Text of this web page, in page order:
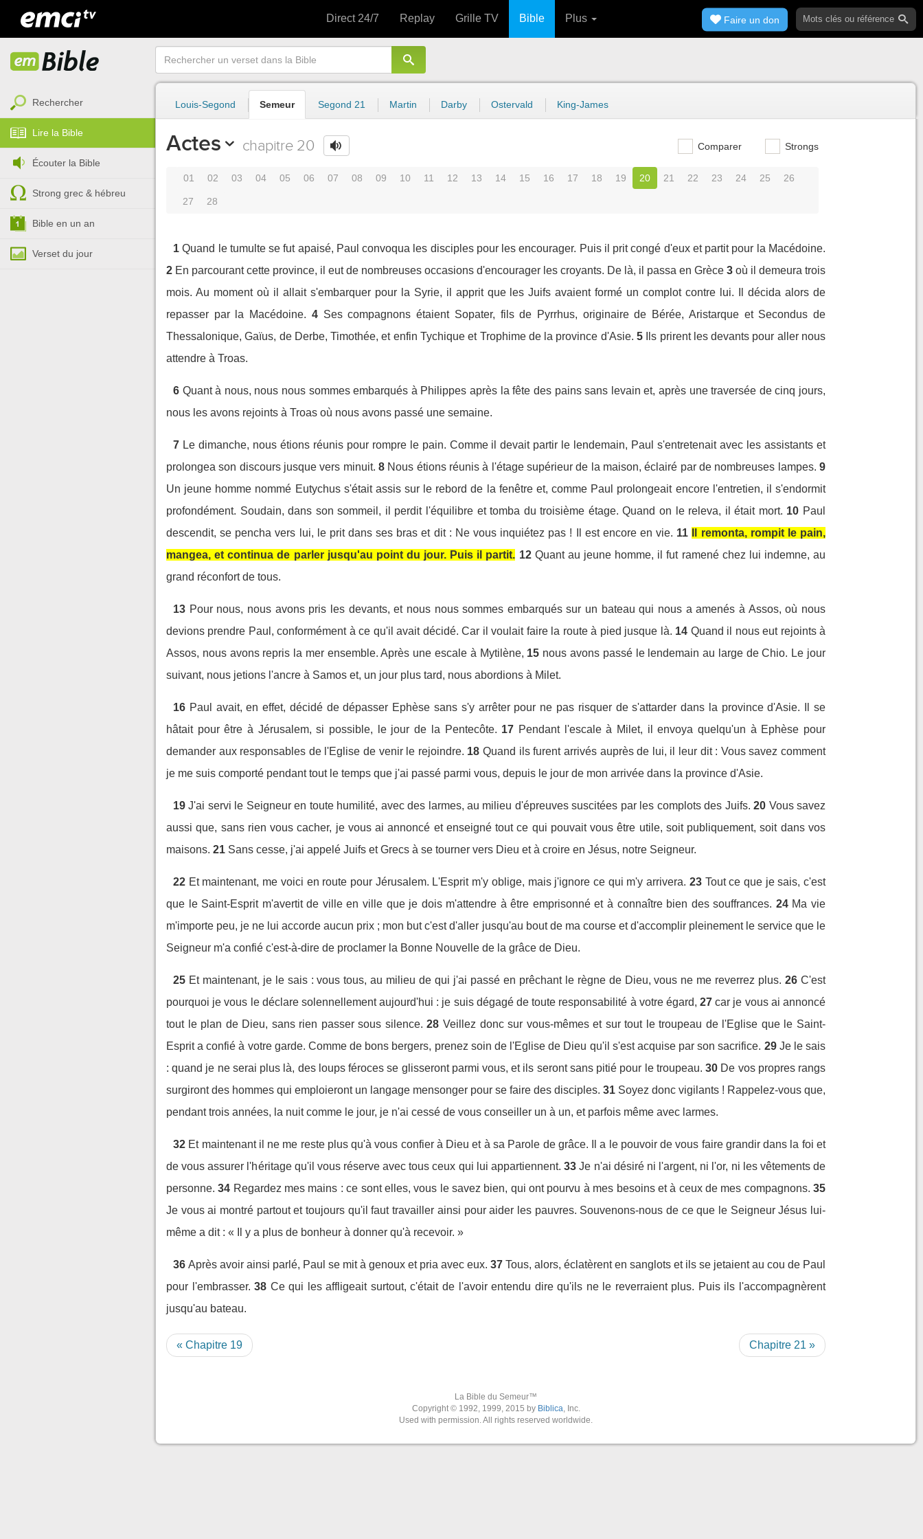
Direct 24/7 Replay Grille TV Bible Plus Faire un don
Rechercher
Lire la Bible
Écouter la Bible
Strong grec & hébreu
Bible en un an
Verset du jour
Louis-Segond Semeur Segond 21 Martin Darby Ostervald King-James
Actes chapitre 20 Comparer Strongs
01 02 03 04 05 06 07 08 09 10 11 12 13 14 15 16 17 18 19 20 21 22 23 24 25 26
27 28
1 Quand le tumulte se fut apaisé, Paul convoqua les disciples pour les encourager. Puis il prit congé d'eux et partit pour la Macédoine.
2 En parcourant cette province, il eut de nombreuses occasions d'encourager les croyants. De là, il passa en Grèce 3 où il demeura trois
mois. Au moment où il allait s'embarquer pour la Syrie, il apprit que les Juifs avaient formé un complot contre lui. Il décida alors de
repasser par la Macédoine. 4 Ses compagnons étaient Sopater, fils de Pyrrhus, originaire de Bérée, Aristarque et Secondus de
Thessalonique, Gaïus, de Derbe, Timothée, et enfin Tychique et Trophime de la province d'Asie. 5
Ils prirent les devants pour aller nous
attendre à Troas.
6 Quant à nous, nous nous sommes embarqués à Philippes après la fête des pains sans levain et, après une traversée de cinq jours,
nous les avons rejoints à Troas où nous avons passé une semaine.
7 Le dimanche, nous étions réunis pour rompre le pain. Comme il devait partir le lendemain, Paul s'entretenait avec les assistants et
prolongea son discours jusque vers minuit. 8 Nous étions réunis à l'étage supérieur de la maison, éclairé par de nombreuses lampes. 9
Un jeune homme nommé Eutychus s'était assis sur le rebord de la fenêtre et, comme Paul prolongeait encore l'entretien, il s'endormit
profondément. Soudain, dans son sommeil, il perdit l'équilibre et tomba du troisième étage. Quand on le releva, il était mort. 10 Paul
descendit, se pencha vers lui, le prit dans ses bras et dit : Ne vous inquiétez pas ! Il est encore en vie. 11
Il remonta, rompit le pain,
mangea, et continua de parler jusqu'au point du jour. Puis il partit. 12 Quant au jeune homme, il fut ramené chez lui indemne, au
grand réconfort de tous.
13 Pour nous, nous avons pris les devants, et nous nous sommes embarqués sur un bateau qui nous a amenés à Assos, où nous
devions prendre Paul, conformément à ce qu'il avait décidé. Car il voulait faire la route à pied jusque là. 14 Quand il nous eut rejoints à
Assos, nous avons repris la mer ensemble. Après une escale à Mytilène, 15 nous avons passé le lendemain au large de Chio. Le jour
suivant, nous jetions l'ancre à Samos et, un jour plus tard, nous abordions à Milet.
16 Paul avait, en effet, décidé de dépasser Ephèse sans s'y arrêter pour ne pas risquer de s'attarder dans la province d'Asie. Il se
hâtait pour être à Jérusalem, si possible, le jour de la Pentecôte. 17 Pendant l'escale à Milet, il envoya quelqu'un à Ephèse pour
demander aux responsables de l'Eglise de venir le rejoindre. 18 Quand ils furent arrivés auprès de lui, il leur dit : Vous savez comment
je me suis comporté pendant tout le temps que j'ai passé parmi vous, depuis le jour de mon arrivée dans la province d'Asie.
19 J'ai servi le Seigneur en toute humilité, avec des larmes, au milieu d'épreuves suscitées par les complots des Juifs. 20 Vous savez
aussi que, sans rien vous cacher, je vous ai annoncé et enseigné tout ce qui pouvait vous être utile, soit publiquement, soit dans vos
maisons. 21 Sans cesse, j'ai appelé Juifs et Grecs à se tourner vers Dieu et à croire en Jésus, notre Seigneur.
22 Et maintenant, me voici en route pour Jérusalem. L'Esprit m'y oblige, mais j'ignore ce qui m'y arrivera. 23 Tout ce que je sais, c'est
que le Saint-Esprit m'avertit de ville en ville que je dois m'attendre à être emprisonné et à connaître bien des souffrances. 24 Ma vie
m'importe peu, je ne lui accorde aucun prix ; mon but c'est d'aller jusqu'au bout de ma course et d'accomplir pleinement le service que le
Seigneur m'a confié c'est-à-dire de proclamer la Bonne Nouvelle de la grâce de Dieu.
25 Et maintenant, je le sais : vous tous, au milieu de qui j'ai passé en prêchant le règne de Dieu, vous ne me reverrez plus. 26 C'est
pourquoi je vous le déclare solennellement aujourd'hui : je suis dégagé de toute responsabilité à votre égard, 27 car je vous ai annoncé
tout le plan de Dieu, sans rien passer sous silence. 28 Veillez donc sur vous-mêmes et sur tout le troupeau de l'Eglise que le Saint-
Esprit a confié à votre garde. Comme de bons bergers, prenez soin de l'Eglise de Dieu qu'il s'est acquise par son sacrifice. 29 Je le sais
: quand je ne serai plus là, des loups féroces se glisseront parmi vous, et ils seront sans pitié pour le troupeau. 30 De vos propres rangs
surgiront des hommes qui emploieront un langage mensonger pour se faire des disciples. 31 Soyez donc vigilants ! Rappelez-vous que,
pendant trois années, la nuit comme le jour, je n'ai cessé de vous conseiller un à un, et parfois même avec larmes.
32 Et maintenant il ne me reste plus qu'à vous confier à Dieu et à sa Parole de grâce. Il a le pouvoir de vous faire grandir dans la foi et
de vous assurer l'héritage qu'il vous réserve avec tous ceux qui lui appartiennent. 33 Je n'ai désiré ni l'argent, ni l'or, ni les vêtements de
personne. 34 Regardez mes mains : ce sont elles, vous le savez bien, qui ont pourvu à mes besoins et à ceux de mes compagnons. 35
Je vous ai montré partout et toujours qu'il faut travailler ainsi pour aider les pauvres. Souvenons-nous de ce que le Seigneur Jésus lui-
même a dit : « Il y a plus de bonheur à donner qu'à recevoir. »
36 Après avoir ainsi parlé, Paul se mit à genoux et pria avec eux. 37 Tous, alors, éclatèrent en sanglots et ils se jetaient au cou de Paul
pour l'embrasser. 38 Ce qui les affligeait surtout, c'était de l'avoir entendu dire qu'ils ne le reverraient plus. Puis ils l'accompagnèrent
jusqu'au bateau.
« Chapitre 19 Chapitre 21 »
La Bible du Semeur™
Copyright © 1992, 1999, 2015 by Biblica, Inc.
Used with permission. All rights reserved worldwide.